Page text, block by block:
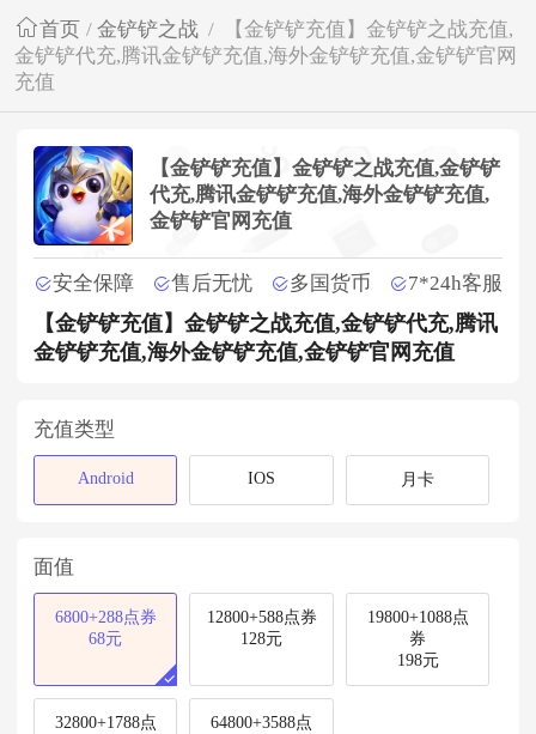
首页 / 金铲铲之战 /
【金铲铲充值】金铲铲之战充值,
金铲铲代充,腾讯金铲铲充值,海外金铲铲充值,金铲铲官网
充值
【金铲铲充值】金铲铲之战充值,金铲铲
代充,腾讯金铲铲充值,海外金铲铲充值,
金铲铲官网充值
安全保障 售后无忧 多国货币 7*24h客服
【金铲铲充值】金铲铲之战充值,金铲铲代充,腾讯
金铲铲充值,海外金铲铲充值,金铲铲官网充值
充值类型
Android IOS 月卡
面值
6800+288点券
68元
12800+588点券
128元
19800+1088点
券
198元
32800+1788点
64800+3588点